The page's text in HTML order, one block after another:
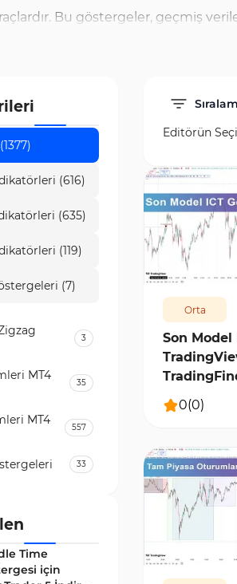
Bu göstergeler, geçmiş
(HMA), Triple Exponential Moving
Adaptive Moving Average
ve ideal giriş-çıkış
daha kapsamlı analizler sunarak
Editörün
9829
Orta
Son Model
0(0)
8754
(616)
(635)
(119)
(7)
3
MT4
35
MT4
557
33
MT4
Time
için